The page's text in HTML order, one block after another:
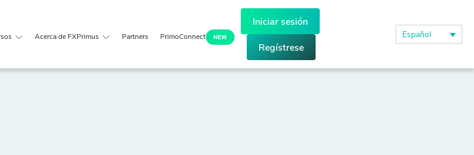
Acerca de FXPrimus Partners PrimoConnect
Iniciar sesión
Regístrese
Español